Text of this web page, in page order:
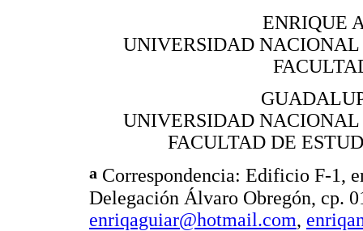
ENRIQUE
UNIVERSIDAD
UNIVERSIDAD
FACULTAD DE
a Correspondencia: Edificio F-1,
Delegación Álvaro Obregón, cp.
enriqaguiar@hotmail.com,